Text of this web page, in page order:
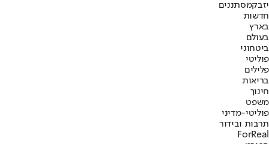
יזבקמסתננים
חדשות
בארץ
בעולם
ביטחוני
פוליטי
פלילים
בריאות
חינוך
משפט
פוליטי-מדיני
תרבות ובידור
ForReal